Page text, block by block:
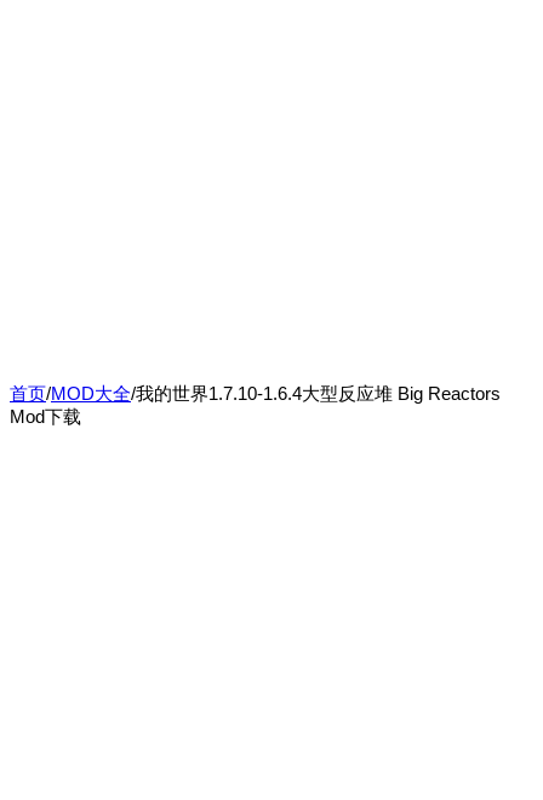
首页/MOD大全/我的世界1.7.10-1.6.4大型反应堆 Big Reactors
Mod下载